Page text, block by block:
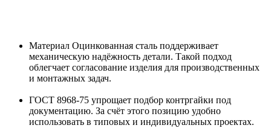
Материал Оцинкованная сталь поддерживает
механическую надёжность детали. Такой подход
облегчает согласование изделия для производственных
и монтажных задач.
ГОСТ 8968-75 упрощает подбор контргайки под
документацию. За счёт этого позицию удобно
использовать в типовых и индивидуальных проектах.